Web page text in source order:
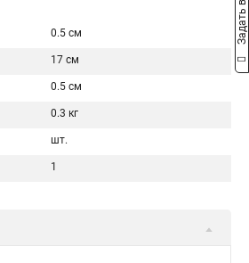
0.5 см
17 см
0.5 см
0.3 кг
шт.
1